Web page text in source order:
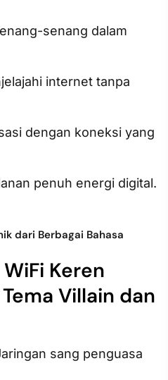
senang dalam
internet tanpa
dengan koneksi yang
penuh energi digital.
dari Berbagai Bahasa
Keren
Villain dan
sang penguasa